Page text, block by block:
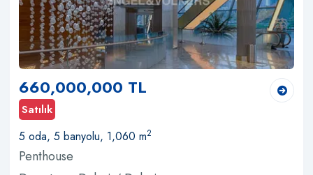
660,000,000 TL
Satılık
5 oda, 5 banyolu, 1,060 m2
Penthouse